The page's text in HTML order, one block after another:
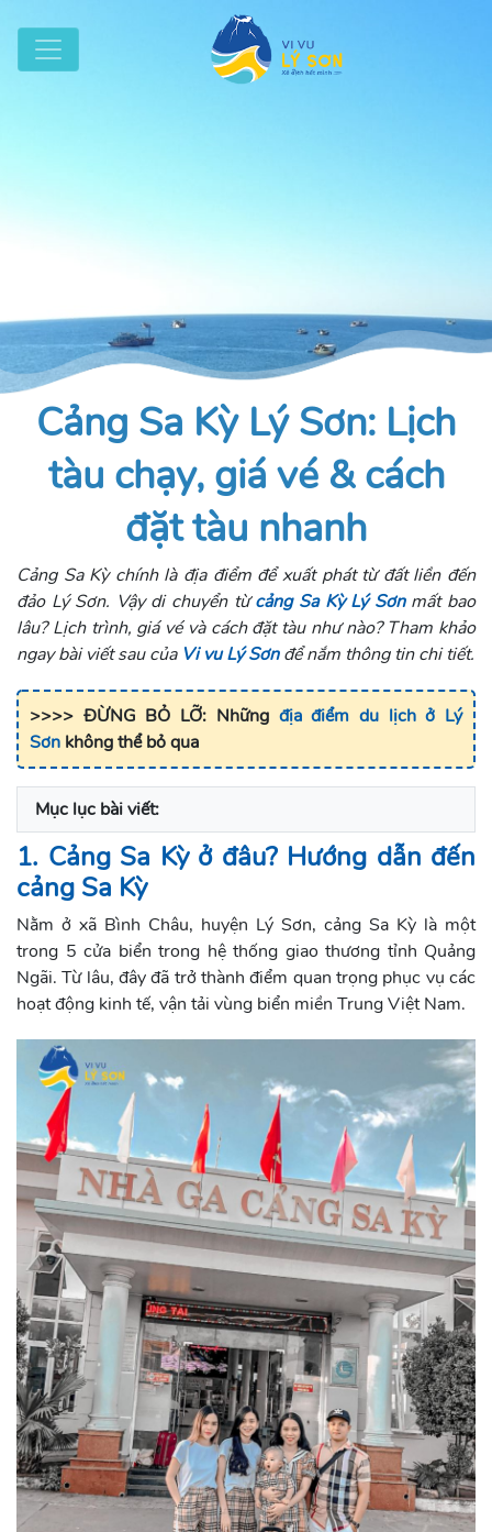
Cảng Sa Kỳ Lý Sơn: Lịch
tàu chạy, giá vé & cách
đặt tàu nhanh
Cảng Sa Kỳ chính là địa điểm để xuất phát từ đất liền đến
đảo Lý Sơn. Vậy di chuyển từcảng Sa Kỳ Lý Sơnmất bao
lâu? Lịch trình, giá vé và cách đặt tàu như nào? Tham khảo
ngay bài viết sau của Vi vu Lý Sơnđể nắm thông tin chi tiết.
>>>> ĐỪNG BỎ LỠ: Những địa điểm du lịch ở Lý
Sơn không thể bỏ qua
Mục lục bài viết:
1. Cảng Sa Kỳ ở đâu? Hướng dẫn đến
cảng Sa Kỳ
Nằm ở xã Bình Châu, huyện Lý Sơn, cảng Sa Kỳ là một
trong 5 cửa biển trong hệ thống giao thương tỉnh Quảng
Ngãi. Từ lâu, đây đã trở thành điểm quan trọng phục vụ các
hoạt động kinh tế, vận tải vùng biển miền Trung Việt Nam.